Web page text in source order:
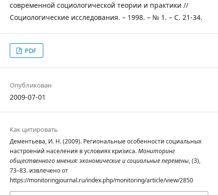
современной социологической теории и практики //
Социологические исследования. – 1998. – № 1. – С. 21-34.
PDF
Опубликован
2009-07-01
Как цитировать
Дементьева, И. Н. (2009). Региональные особенности социальных
настроений населения в условиях кризиса.Мониторинг
общественного мнения: экономические и социальные перемены, (3),
73–83. извлечено от
https://monitoringjournal.ru/index.php/monitoring/article/view/2850